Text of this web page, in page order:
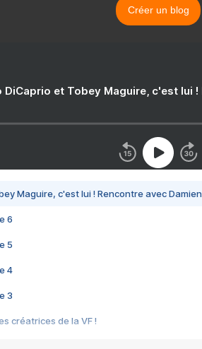
Créer un blog
DiCaprio et Tobey Maguire, c'est lui
Maguire, c'est lui ! Rencontre avec
6
5
4
3
créatrices de la VF !